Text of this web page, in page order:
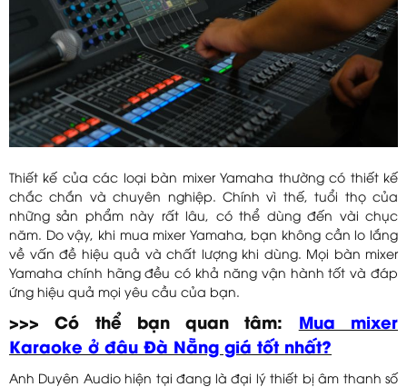
Thiết kế của các loại bàn mixer Yamaha thường có thiết kế
chắc chắn và chuyên nghiệp. Chính vì thế, tuổi thọ của
những sản phẩm này rất lâu, có thể dùng đến vài chục
năm. Do vậy, khi mua mixer Yamaha, bạn không cần lo lắng
về vấn đề hiệu quả và chất lượng khi dùng. Mọi bàn mixer
Yamaha chính hãng đều có khả năng vận hành tốt và đáp
ứng hiệu quả mọi yêu cầu của bạn.
>>> Có thể bạn quan tâm:
Mua mixer
Karaoke ở đâu Đà Nẵng giá tốt nhất?
Anh Duyên Audio hiện tại đang là đại lý thiết bị âm thanh số